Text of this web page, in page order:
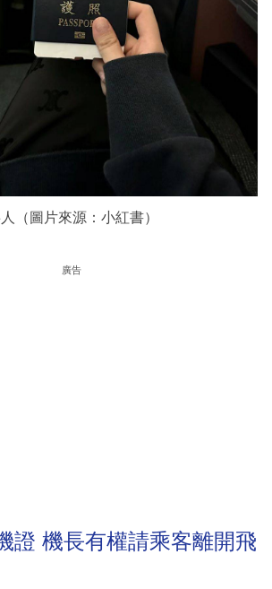
（圖片來源：小紅書）
廣告
證 機長有權請乘客離開飛